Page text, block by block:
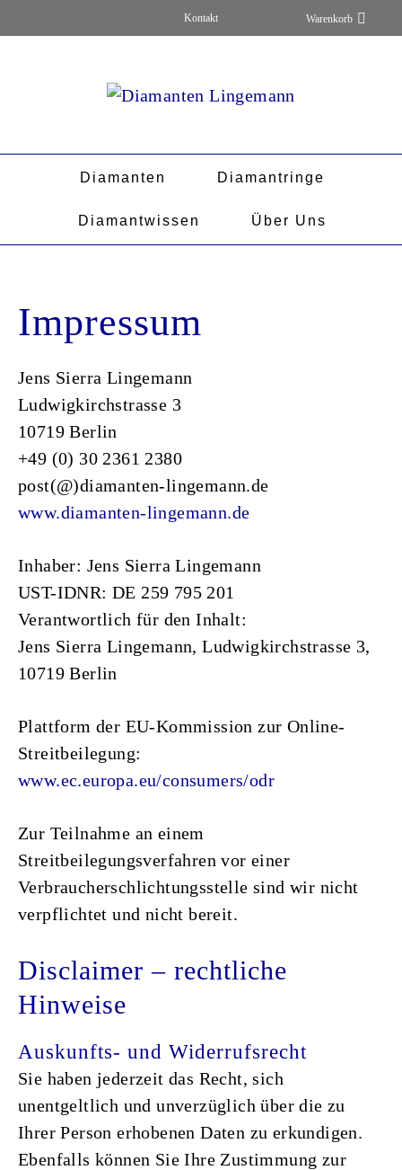
Kontakt
Diamanten Diamantringe
Diamantwissen Über Uns
Impressum
Jens Sierra Lingemann
Ludwigkirchstrasse 3
10719 Berlin
+49 (0) 30 2361 2380
post(@)diamanten-lingemann.de
www.diamanten-lingemann.de
Inhaber: Jens Sierra Lingemann
UST-IDNR: DE 259 795 201
Verantwortlich für den Inhalt:
Jens Sierra Lingemann, Ludwigkirchstrasse 3,
10719 Berlin
Plattform der EU-Kommission zur Online-
Streitbeilegung:
www.ec.europa.eu/consumers/odr
Zur Teilnahme an einem
Streitbeilegungsverfahren vor einer
Verbraucherschlichtungsstelle sind wir nicht
verpflichtet und nicht bereit.
Disclaimer – rechtliche
Hinweise
Auskunfts- und Widerrufsrecht
Sie haben jederzeit das Recht, sich
unentgeltlich und unverzüglich über die zu
Ihrer Person erhobenen Daten zu erkundigen.
Ebenfalls können Sie Ihre Zustimmung zur